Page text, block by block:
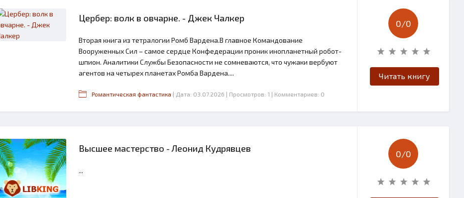
Цербер: волк в овчарне. - Джек Чалкер
Вторая книга из тетралогии Ромб Вардена.В главное Командование
Вооруженных Сил – самое сердце Конфедерации проник инопланетный робот-
шпион. Аналитики Службы Безопасности не сомневаются, что чужаки вербуют
агентов на четырех планетах Ромба Вардена....
Романтическая фантастика | Дата: 03.07.2026 | Просмотров: 1 | Комментариев: 0
0/0
Читать книгу
Высшее мастерство - Леонид Кудрявцев
...
0/0